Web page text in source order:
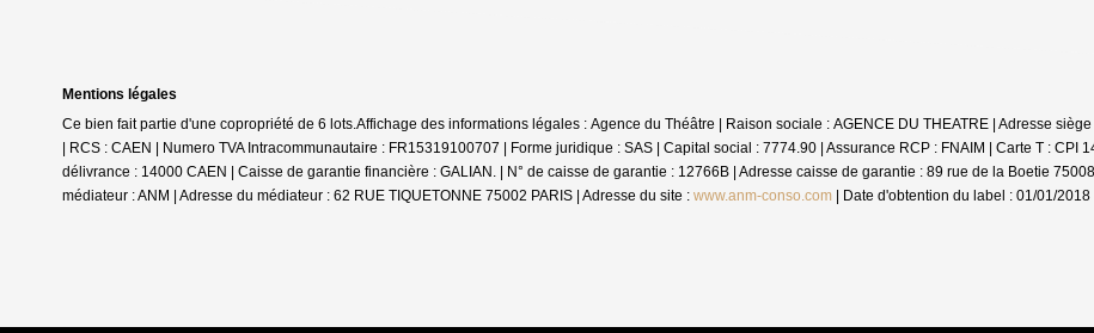
Mentions légales
Ce bien fait partie d'une copropriété de 6 lots.Affichage des informations légales : Agence du Théâtre | Raison sociale : AGENCE DU THEATRE | Adresse
| RCS : CAEN | Numero TVA Intracommunautaire : FR15319100707 | Forme juridique : SAS | Capital social : 7774.90 | Assurance RCP : FNAIM | Carte T : CPI
délivrance : 14000 CAEN | Caisse de garantie financière : GALIAN. | N° de caisse de garantie : 12766B | Adresse caisse de garantie : 89 rue de la Boetie
médiateur : ANM | Adresse du médiateur : 62 RUE TIQUETONNE 75002 PARIS | Adresse du site : www.anm-conso.com | Date d'obtention du label : 01/01/2018